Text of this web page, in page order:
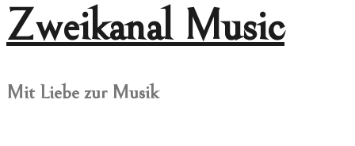
Zweikanal Music
Mit Liebe zur Musik